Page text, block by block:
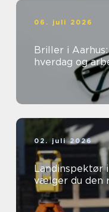
06. juli 2026
Briller i
hverdag og
02. juli 2026
Landinspektør
vælger du den